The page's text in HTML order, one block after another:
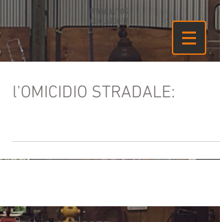
WWW.AUTOS
CUOLA2GO.IT
l'OMICIDIO STRADALE: